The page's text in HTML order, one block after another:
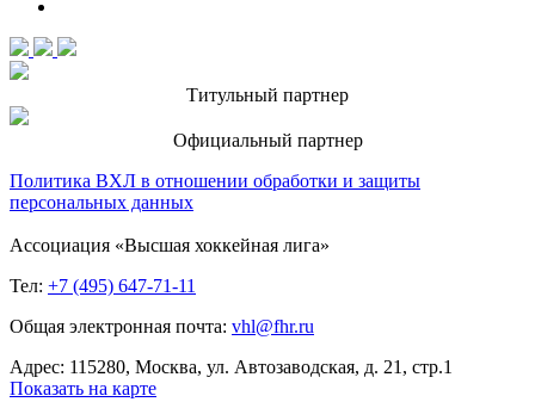
Титульный партнер
Официальный партнер
Политика ВХЛ в отношении обработки и защиты
персональных данных
Ассоциация «Высшая хоккейная лига»
Тел: +7 (495) 647-71-11
Общая электронная почта: vhl@fhr.ru
Адрес: 115280, Москва, ул. Автозаводская, д. 21, стр.1
Показать на карте